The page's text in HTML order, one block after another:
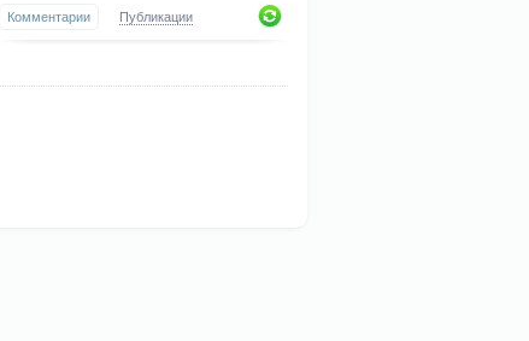
Комментарии Публикации